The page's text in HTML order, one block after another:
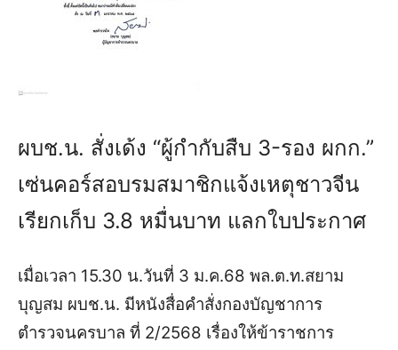
ผบช.น. สั่งเด้ง “ผู้กำกับสืบ 3-รอง ผกก.”
เซ่นคอร์สอบรมสมาชิกแจ้งเหตุชาวจีน
เรียกเก็บ 3.8 หมื่นบาท แลกใบประกาศ
เมื่อเวลา 15.30 น.วันที่ 3 ม.ค.68 พล.ต.ท.สยาม
บุญสม ผบช.น. มีหนังสื่อคำสั่งกองบัญชาการ
ตำรวจนครบาล ที่ 2/2568 เรื่องให้ข้าราชการ